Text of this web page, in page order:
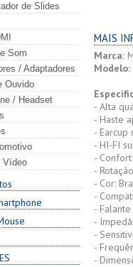
de Slides
Som
/ Adaptadores
Ouvido
/ Headset
Vídeo
MAIS
Marca:
Modelo:
- Alta
- Haste
- Earcup
- HI-FI
-
-
- Cor:
-
-
-
-
-
-